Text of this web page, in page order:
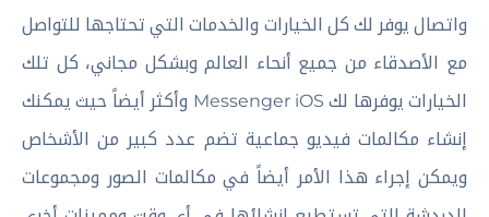
واتصال يوفر لك كل الخيارات والخدمات التي تحتاجها للتواصل
مع الأصدقاء من جميع أنحاء العالم وبشكل مجاني، كل تلك
الخيارات يوفرها لك Messenger iOS وأكثر أيضاً حيث يمكنك
إنشاء مكالمات فيديو جماعية تضم عدد كبير من الأشخاص
ويمكن إجراء هذا الأمر أيضاً في مكالمات الصور ومجموعات